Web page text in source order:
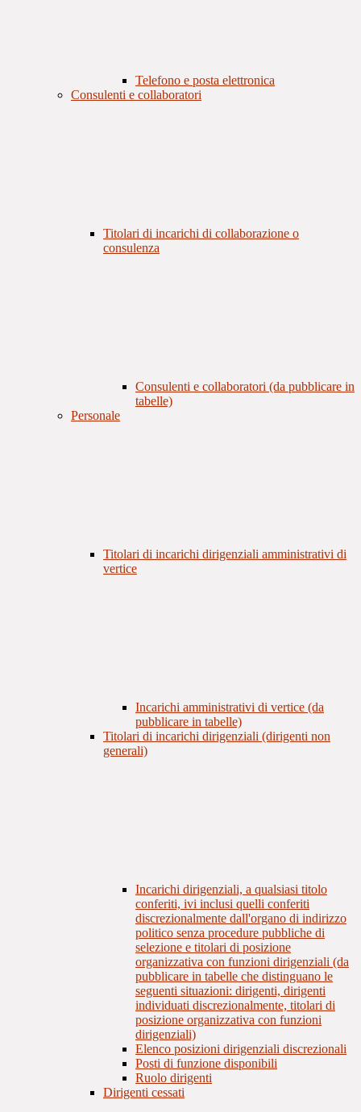
Telefono e posta elettronica
Consulenti e collaboratori
Titolari di incarichi di collaborazione o
consulenza
Consulenti e collaboratori (da pubblicare in
tabelle)
Personale
Titolari di incarichi dirigenziali amministrativi di
vertice
Incarichi amministrativi di vertice (da
pubblicare in tabelle)
Titolari di incarichi dirigenziali (dirigenti non
generali)
Incarichi dirigenziali, a qualsiasi titolo
conferiti, ivi inclusi quelli conferiti
discrezionalmente dall'organo di indirizzo
politico senza procedure pubbliche di
selezione e titolari di posizione
organizzativa con funzioni dirigenziali (da
pubblicare in tabelle che distinguano le
seguenti situazioni: dirigenti, dirigenti
individuati discrezionalmente, titolari di
posizione organizzativa con funzioni
dirigenziali)
Elenco posizioni dirigenziali discrezionali
Posti di funzione disponibili
Ruolo dirigenti
Dirigenti cessati